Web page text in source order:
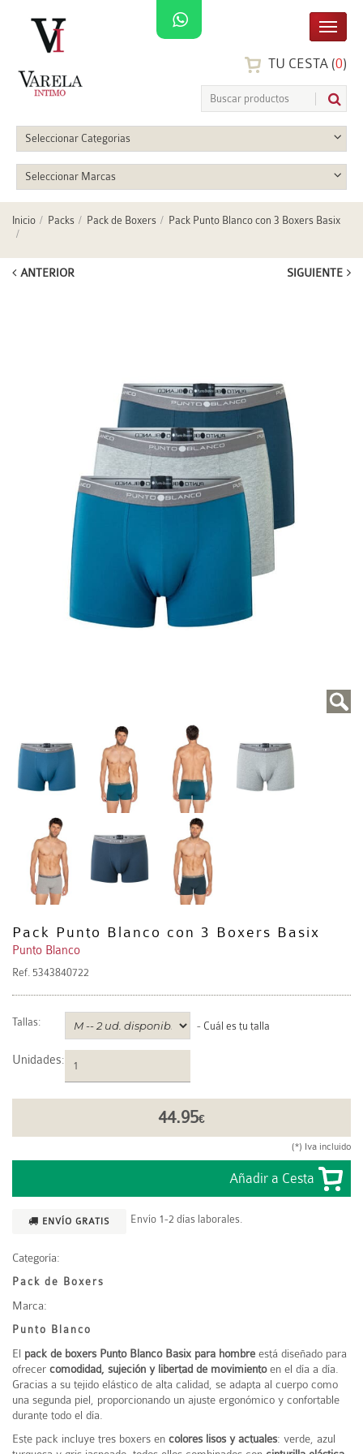
TU CESTA (0)
Seleccionar Categorias
Seleccionar Marcas
Inicio Packs Pack de Boxers Pack Punto Blanco con 3 Boxers Basix
ANTERIOR SIGUIENTE
Pack Punto Blanco con 3 Boxers Basix
Punto Blanco
Ref. 5343840722
Tallas: - Cuál es tu talla
Unidades:
44.95€
(*) Iva incluido
ENVÍO GRATIS Envío 1-2 días laborales.
Categoría:
Pack de Boxers
Marca:
Punto Blanco
El pack de boxers Punto Blanco Basix para hombre está diseñado para
ofrecer comodidad, sujeción y libertad de movimientoen el día a día.
Gracias a su tejido elástico de alta calidad, se adapta al cuerpo como
una segunda piel, proporcionando un ajuste ergonómico y confortable
durante todo el día.
Este pack incluye tres boxers en colores lisos y actuales: verde, azul